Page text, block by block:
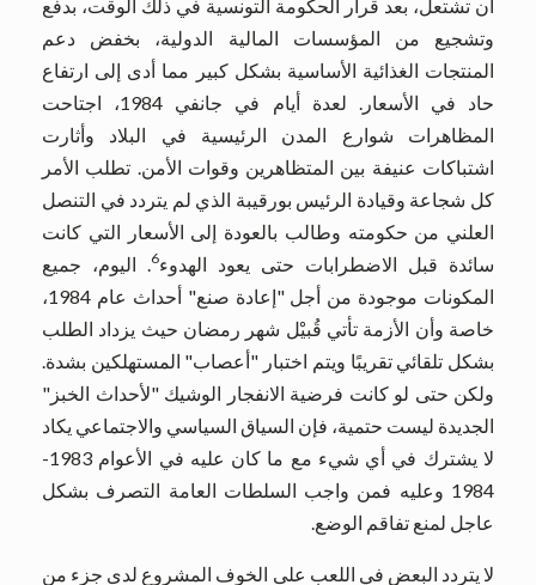
أن تشتعل، بعد قرار الحكومة التونسية في ذلك الوقت، بدفع
وتشجيع من المؤسسات المالية الدولية، بخفض دعم
المنتجات الغذائية الأساسية بشكل كبير مما أدى إلى ارتفاع
حاد في الأسعار. لعدة أيام في جانفي 1984، اجتاحت
المظاهرات شوارع المدن الرئيسية في البلاد وأثارت
اشتباكات عنيفة بين المتظاهرين وقوات الأمن. تطلب الأمر
كل شجاعة وقيادة الرئيس بورقيبة الذي لم يتردد في التنصل
العلني من حكومته وطالب بالعودة إلى الأسعار التي كانت
سائدة قبل الاضطرابات حتى يعود الهدوء6
. اليوم، جميع
المكونات موجودة من أجل "إعادة صنع" أحداث عام 1984،
خاصة وأن الأزمة تأتي قُبيْل شهر رمضان حيث يزداد الطلب
بشكل تلقائي تقريبًا ويتم اختبار "أعصاب" المستهلكين بشدة.
ولكن حتى لو كانت فرضية الانفجار الوشيك "لأحداث الخبز"
الجديدة ليست حتمية، فإن السياق السياسي والاجتماعي يكاد
لا يشترك في أي شيء مع ما كان عليه في الأعوام 1983-
1984 وعليه فمن واجب السلطات العامة التصرف بشكل
عاجل لمنع تفاقم الوضع.
لا يتردد البعض في اللعب على الخوف المشروع لدى جزء من